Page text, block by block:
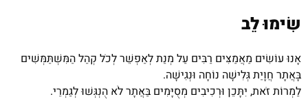
שִׂימוּ לֵב
אָנוּ עוֹשִׂים מַאֲמַצִּים רַבִּים עַל מְנַת לְאַפְשֵׁר לְכֹל קְהַל הַמִּשְׁתַּמְּשִׁים
בָּאֲתָר חֲוָיַת גְּלִישָׁה נוֹחָה וּנְגִישָׁה.
לַמְרוֹת זֹאת, יִתָּכֵן וּרְכִיבִים מְסֻיָּמִים בַּאֲתָר לֹא הֻנְגְּשׁוּ לְגַמְרֵי.